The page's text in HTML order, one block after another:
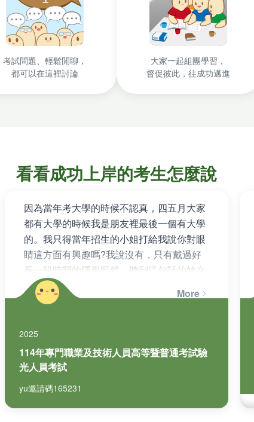
考試問題、輕鬆閒聊，
都可以在這裡討論
大家一起組團學習，
督促彼此，往成功邁進
看看成功上岸的考生怎麼說
因為當年考大學的時候不認真，四五月大家
都有大學的時候我是朋友裡最後一個有大學
的。我只得當年招生的小姐打給我說你對眼
睛這方面有興趣嗎?我說沒有，只有戴過好
長一段時間的隱形眼鏡，聽到這句話的她在
電話那頭非常雀躍地說：「恭喜你，錄取
了，歡迎加入元…
More
2025
114年專門職業及技術人員高等暨普通考試驗
光人員考試
yu邀請碼165231